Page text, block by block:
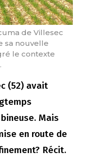
de Villesec
sa nouvelle
le contexte
(52) avait
Mais
en route de
Récit.